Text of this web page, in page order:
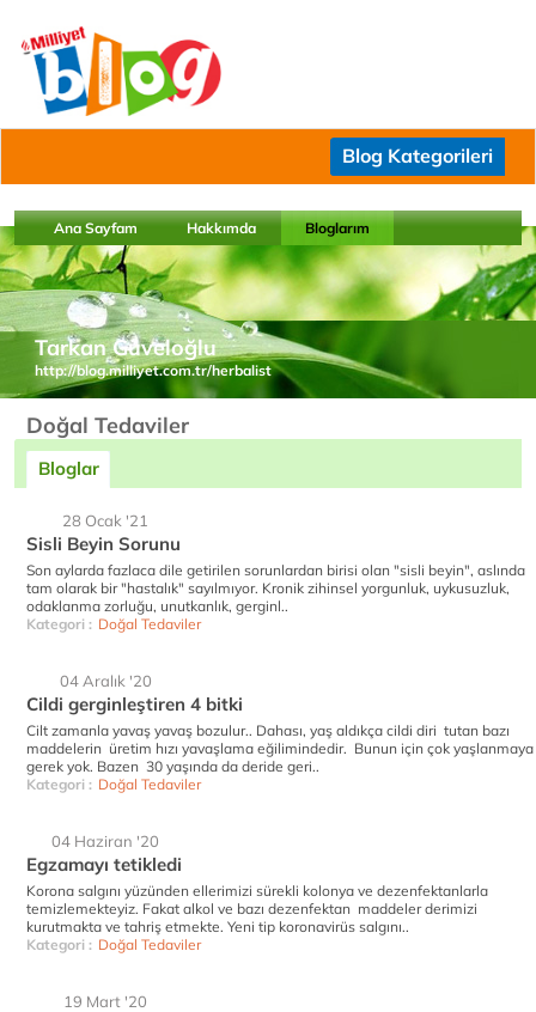
Blog Kategorileri
Ana Sayfam Hakkımda Bloglarım
Tarkan Güveloğlu
http://blog.milliyet.com.tr/herbalist
Doğal Tedaviler
Bloglar
28 Ocak '21
Sisli Beyin Sorunu
Son aylarda fazlaca dile getirilen sorunlardan birisi olan "sisli beyin", aslında
tam olarak bir "hastalık" sayılmıyor. Kronik zihinsel yorgunluk, uykusuzluk,
odaklanma zorluğu, unutkanlık, gerginl..
Kategori : Doğal Tedaviler
04 Aralık '20
Cildi gerginleştiren 4 bitki
Cilt zamanla yavaş yavaş bozulur.. Dahası, yaş aldıkça cildi diri tutan bazı
maddelerin üretim hızı yavaşlama eğilimindedir. Bunun için çok yaşlanmaya
gerek yok. Bazen 30 yaşında da deride geri..
Kategori : Doğal Tedaviler
04 Haziran '20
Egzamayı tetikledi
Korona salgını yüzünden ellerimizi sürekli kolonya ve dezenfektanlarla
temizlemekteyiz. Fakat alkol ve bazı dezenfektan maddeler derimizi
kurutmakta ve tahriş etmekte. Yeni tip koronavirüs salgını..
Kategori : Doğal Tedaviler
19 Mart '20